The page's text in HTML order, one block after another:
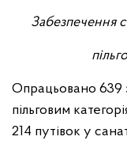
Забезпечення
Опрацьовано 639
пільговим
214 путівок у